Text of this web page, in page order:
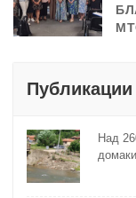
Публикации
Над